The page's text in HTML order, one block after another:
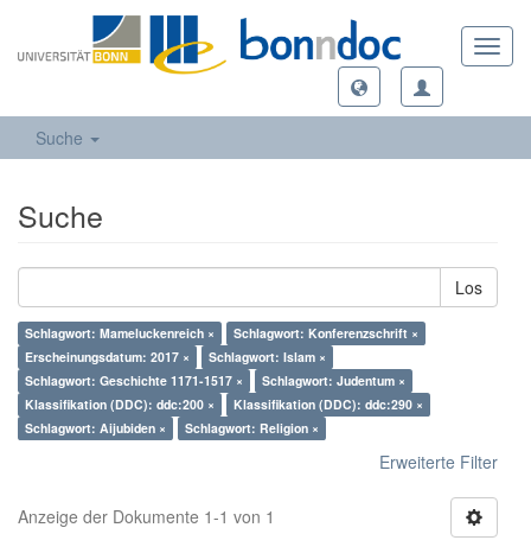
Suche
Suche
Los
Schlagwort: Mameluckenreich ×
Schlagwort: Konferenzschrift ×
Erscheinungsdatum: 2017 ×
Schlagwort: Islam ×
Schlagwort: Geschichte 1171-1517 ×
Schlagwort: Judentum ×
Klassifikation (DDC): ddc:200 ×
Klassifikation (DDC): ddc:290 ×
Schlagwort: Aijubiden ×
Schlagwort: Religion ×
Erweiterte Filter
Anzeige der Dokumente 1-1 von 1